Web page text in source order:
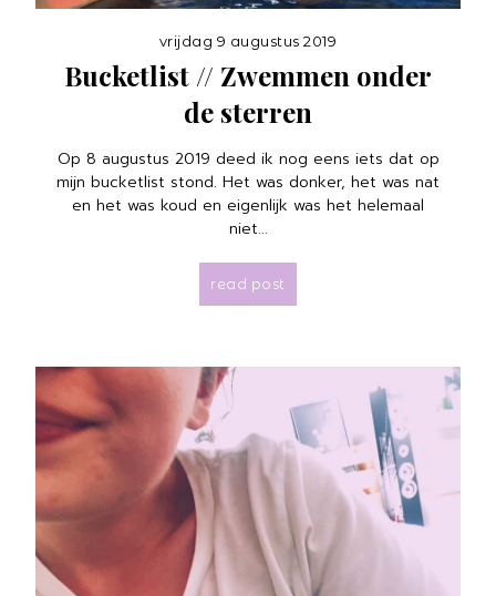
vrijdag 9 augustus 2019
Bucketlist // Zwemmen onder
de sterren
Op 8 augustus 2019 deed ik nog eens iets dat op
mijn bucketlist stond. Het was donker, het was nat
en het was koud en eigenlijk was het helemaal
niet...
read post